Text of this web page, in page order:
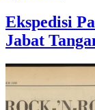
Ekspedisi
Jabat